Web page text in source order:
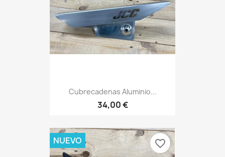
Cubrecadenas Aluminio...
34,00 €
NUEVO favorite_border